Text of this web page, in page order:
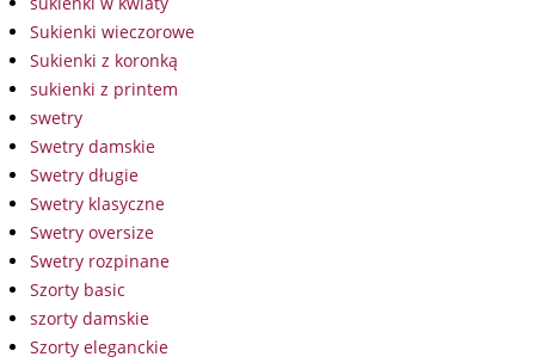
Sukienki wieczorowe
Sukienki z koronką
sukienki z printem
swetry
Swetry damskie
Swetry długie
Swetry klasyczne
Swetry oversize
Swetry rozpinane
Szorty basic
szorty damskie
Szorty eleganckie